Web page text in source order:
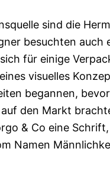
sind die
besuchten auch
für einige
visuelles
begannen,
den Markt
& Co eine
Namen